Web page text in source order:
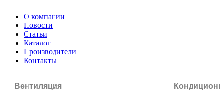
О компании
Новости
Статьи
Каталог
Производители
Контакты
Вентиляция